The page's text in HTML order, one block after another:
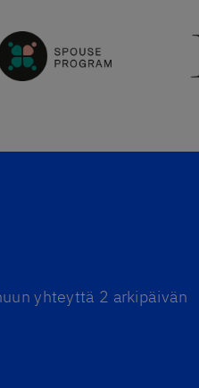
yhteyttä 2 arkipäivän